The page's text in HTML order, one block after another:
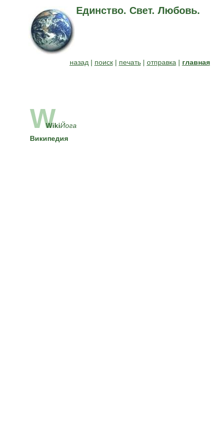
Единство. Свет. Любовь.
назад | поиск| печать| отправка | главная
W
WikiЙога
Википедия